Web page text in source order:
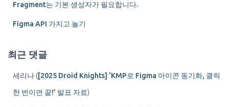
Fragment는 기본 생성자가 필요합니다.
Figma API 가지고 놀기
최근 댓글
세리나 ([2025 Droid Knights] ‘KMP로 Figma 아이콘 동기화, 클릭
한 번이면 끝!’ 발표 자료)